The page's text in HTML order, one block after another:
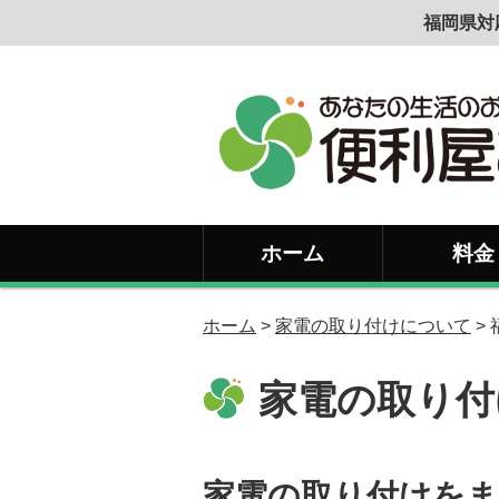
福岡県対
ホーム 料金
ホーム > 家電の取り付けについて >
家電の取り